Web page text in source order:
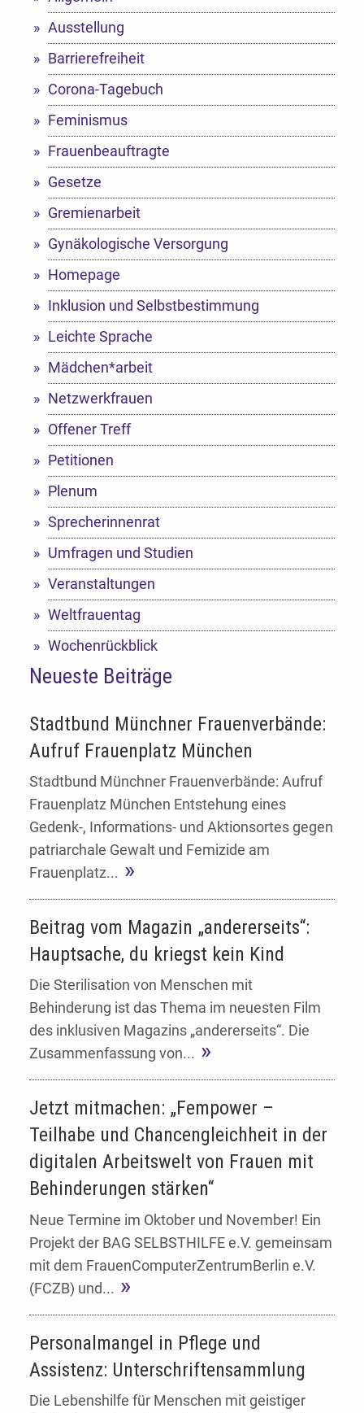
Ausstellung
Barrierefreiheit
Corona-Tagebuch
Feminismus
Frauenbeauftragte
Gesetze
Gremienarbeit
Gynäkologische Versorgung
Homepage
Inklusion und Selbstbestimmung
Leichte Sprache
Mädchen*arbeit
Netzwerkfrauen
Offener Treff
Petitionen
Plenum
Sprecherinnenrat
Umfragen und Studien
Veranstaltungen
Weltfrauentag
Wochenrückblick
Neueste Beiträge
Stadtbund Münchner Frauenverbände:
Aufruf Frauenplatz München
Stadtbund Münchner Frauenverbände: Aufruf
Frauenplatz München Entstehung eines
Gedenk-, Informations- und Aktionsortes gegen
patriarchale Gewalt und Femizide am
Frauenplatz...
Beitrag vom Magazin „andererseits“:
Hauptsache, du kriegst kein Kind
Die Sterilisation von Menschen mit
Behinderung ist das Thema im neuesten Film
des inklusiven Magazins „andererseits“. Die
Zusammenfassung von...
Jetzt mitmachen: „Fempower –
Teilhabe und Chancengleichheit in der
digitalen Arbeitswelt von Frauen mit
Behinderungen stärken“
Neue Termine im Oktober und November! Ein
Projekt der BAG SELBSTHILFE e.V. gemeinsam
mit dem FrauenComputerZentrumBerlin e.V.
(FCZB) und...
Personalmangel in Pflege und
Assistenz: Unterschriftensammlung
Die Lebenshilfe für Menschen mit geistiger